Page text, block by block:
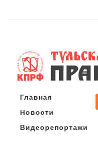
Главная
Новости
Видеорепортажи